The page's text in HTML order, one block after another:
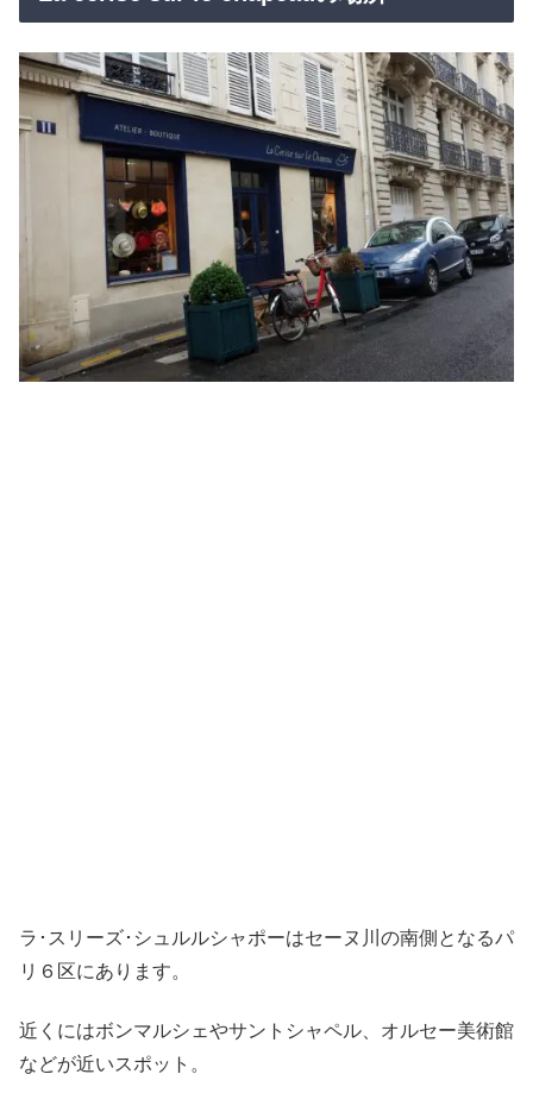
ラ･スリーズ･シュルルシャポーはセーヌ川の南側となるパ
リ６区にあります。
近くにはボンマルシェやサントシャペル、オルセー美術館
などが近いスポット。